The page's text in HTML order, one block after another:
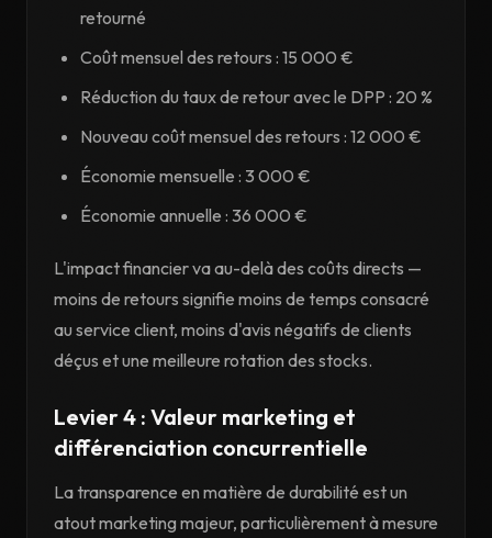
retourné
Coût mensuel des retours : 15 000 €
Réduction du taux de retour avec le DPP : 20 %
Nouveau coût mensuel des retours : 12 000 €
Économie mensuelle : 3 000 €
Économie annuelle : 36 000 €
L'impact financier va au-delà des coûts directs —
moins de retours signifie moins de temps consacré
au service client, moins d'avis négatifs de clients
déçus et une meilleure rotation des stocks.
Levier 4 : Valeur marketing et
différenciation concurrentielle
La transparence en matière de durabilité est un
atout marketing majeur, particulièrement à mesure